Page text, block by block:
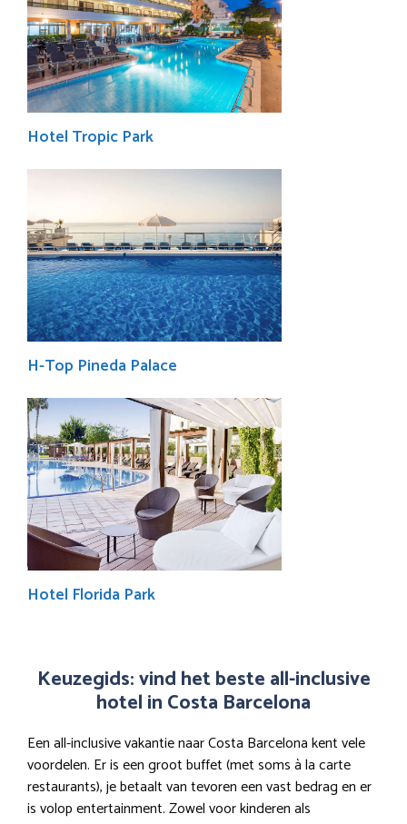
Hotel Tropic Park
H-Top Pineda Palace
Hotel Florida Park
Keuzegids: vind het beste all-inclusive
hotel in Costa Barcelona
Een all-inclusive vakantie naar Costa Barcelona kent vele
voordelen. Er is een groot buffet (met soms à la carte
restaurants), je betaalt van tevoren een vast bedrag en er
is volop entertainment. Zowel voor kinderen als